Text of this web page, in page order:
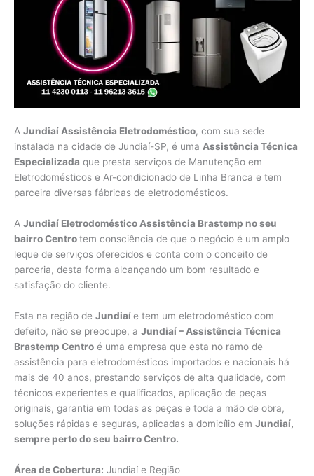
A Jundiaí Assistência Eletrodoméstico, com sua sede
instalada na cidade de Jundiaí-SP, é uma Assistência Técnica
Especializada que presta serviços de Manutenção em
Eletrodomésticos e Ar-condicionado de Linha Branca e tem
parceira diversas fábricas de eletrodomésticos.
A Jundiaí Eletrodoméstico Assistência Brastemp no seu
bairro Centrotem consciência de que o negócio é um amplo
leque de serviços oferecidos e conta com o conceito de
parceria, desta forma alcançando um bom resultado e
satisfação do cliente.
Esta na região de Jundiaíe tem um eletrodoméstico com
defeito, não se preocupe, a Jundiaí – Assistência Técnica
Brastemp Centro é uma empresa que esta no ramo de
assistência para eletrodomésticos importados e nacionais há
mais de 40 anos, prestando serviços de alta qualidade, com
técnicos experientes e qualificados, aplicação de peças
originais, garantia em todas as peças e toda a mão de obra,
soluções rápidas e seguras, aplicadas a domicílio em Jundiaí,
sempre perto do seu bairro Centro.
Área de Cobertura: Jundiaí e Região